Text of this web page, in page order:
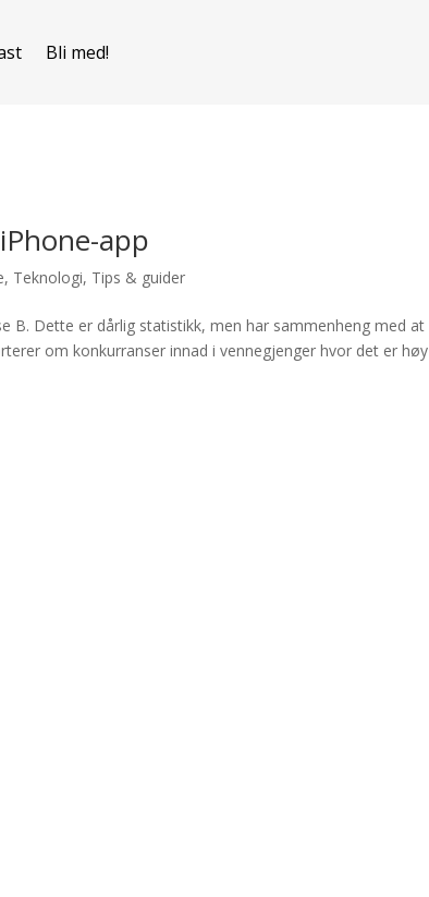
Bli med!
app
, Teknologi, Tips & guider
B. Dette er dårlig statistikk, men har sammenheng med at
om konkurranser innad i vennegjenger hvor det er høy